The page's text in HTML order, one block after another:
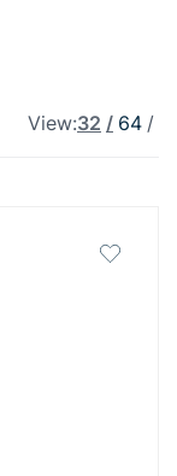
View:32 64